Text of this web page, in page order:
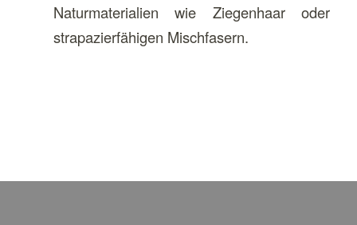
Naturmaterialien wie Ziegenhaar oder
strapazierfähigen Mischfasern.